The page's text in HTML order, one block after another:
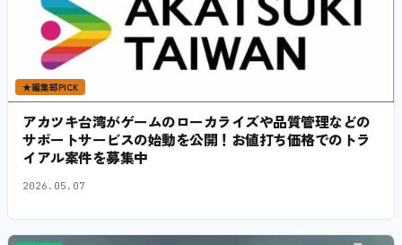
★編集部PICK
アカツキ台湾がゲームのローカライズや品質管理などの
サポートサービスの始動を公開！お値打ち価格でのトラ
イアル案件を募集中
2026.05.07